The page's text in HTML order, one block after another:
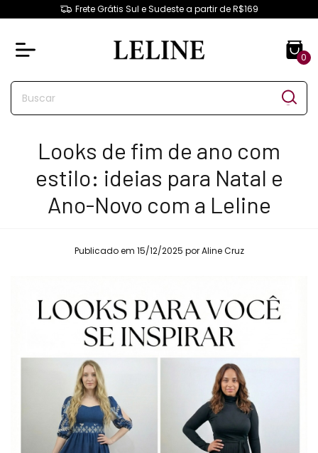
Frete Grátis Sul e Sudeste a partir de R$169
0
Looks de fim de ano com
estilo: ideias para Natal e
Ano-Novo com a Leline
Publicado em 15/12/2025 por Aline Cruz